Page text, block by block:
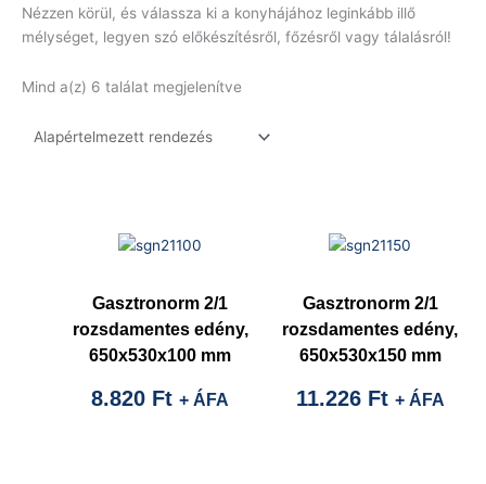
Nézzen körül, és válassza ki a konyhájához leginkább illő
mélységet, legyen szó előkészítésről, főzésről vagy tálalásról!
Mind a(z) 6 találat megjelenítve
Gasztronorm 2/1
rozsdamentes edény,
650x530x100 mm
8.820 Ft + ÁFA
Gasztronorm 2/1
rozsdamentes edény,
650x530x150 mm
11.226 Ft + ÁFA